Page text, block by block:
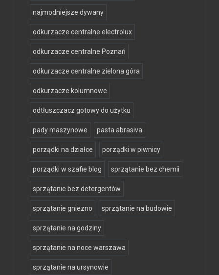
najmodniejsze dywany
odkurzacze centralne electrolux
odkurzacze centralne Poznań
odkurzacze centralne zielona góra
odkurzacze kolumnowe
odtłuszczacz gotowy do użytku
pady maszynowe pasta abrasiva
porządki na działce porządki w piwnicy
porządki w szafie blog sprzątanie bez chemii
sprzątanie bez detergentów
sprzątanie gniezno sprzątanie na budowie
sprzątanie na godziny
sprzątanie na noce warszawa
sprzątanie na ursynowie